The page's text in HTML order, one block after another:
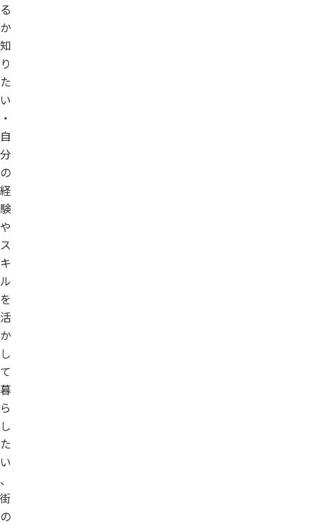
る
か
知
り
た
い
・
自
分
の
経
験
や
ス
キ
ル
を
活
か
し
て
暮
ら
し
た
い
、
街
の